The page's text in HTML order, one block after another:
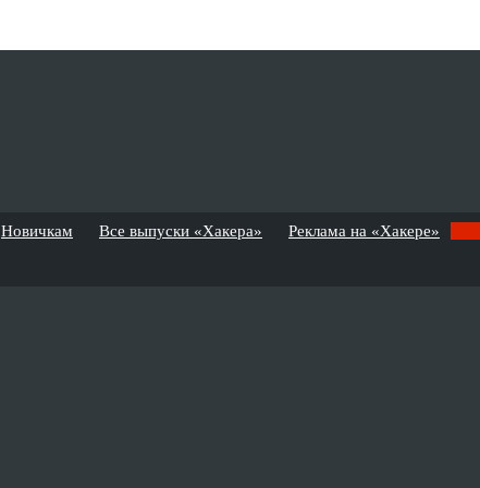
Новичкам Все выпуски «Хакера» Реклама на «Хакере»